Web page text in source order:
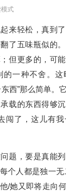
式
来轻松，真到
了五味瓶似的
但更多的，可
的一种不舍。这
西”那么简单。
载的东西得够
闯了，这儿有
题，要是真能
个人都是独一无
/她又即将走向